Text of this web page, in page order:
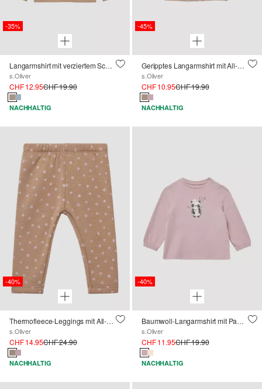
-35%
Langarmshirt mit verziertem Schriftprint
s.Oliver
CHF 12.95CHF 19.90
NACHHALTIG
-45%
Geripptes Langarmshirt mit All-over-Print
s.Oliver
CHF 10.95CHF 19.90
NACHHALTIG
-40%
Thermofleece-Leggings mit All-over-Print
s.Oliver
CHF 14.95CHF 24.90
NACHHALTIG
-40%
Baumwoll-Langarmshirt mit Panda-Motiv und Schleifen-Applikation
s.Oliver
CHF 11.95CHF 19.90
NACHHALTIG